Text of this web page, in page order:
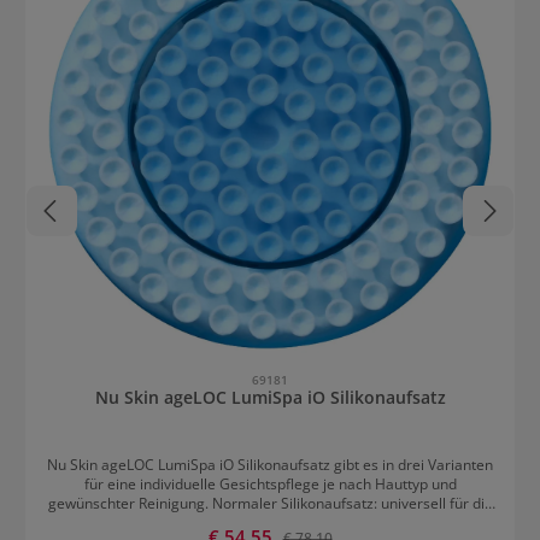
69181
Nu Skin ageLOC LumiSpa iO Silikonaufsatz
Nu Skin ageLOC LumiSpa iO Silikonaufsatz gibt es in drei Varianten
für eine individuelle Gesichtspflege je nach Hauttyp und
gewünschter Reinigung. Normaler Silikonaufsatz: universell für die
Verkaufspreis:Regulärer Preis: